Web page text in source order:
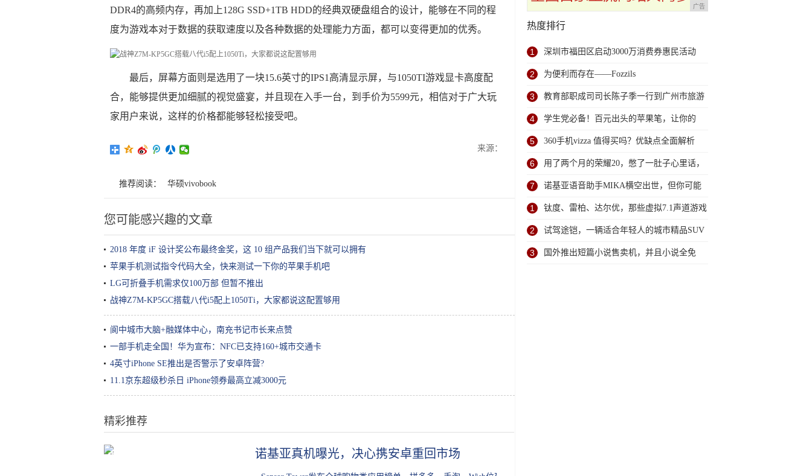
DDR4的高频内存，再加上128G SSD+1TB HDD的经典双硬盘组合的设计，能够在不同的程
度为游戏本对于数据的获取速度以及各种数据的处理能力方面，都可以变得更加的优秀。
最后，屏幕方面则是选用了一块15.6英寸的IPS1高清显示屏，与1050TI游戏显卡高度配
合，能够提供更加细腻的视觉盛宴，并且现在入手一台，到手价为5599元，相信对于广大玩
家用户来说，这样的价格都能够轻松接受吧。
来源：
推荐阅读： 华硕vivobook
您可能感兴趣的文章
2018 年度 iF 设计奖公布最终金奖，这 10 组产品我们当下就可以拥有
苹果手机测试指令代码大全，快来测试一下你的苹果手机吧
LG可折叠手机需求仅100万部 但暂不推出
战神Z7M-KP5GC搭载八代i5配上1050Ti，大家都说这配置够用
阆中城市大脑+融媒体中心，南充书记市长来点赞
一部手机走全国！华为宣布：NFC已支持160+城市交通卡
4英寸iPhone SE推出是否警示了安卓阵营?
11.1京东超级秒杀日 iPhone领券最高立减3000元
精彩推荐
续航不再是短板，20万上下合资品
诺基亚真机曝光，决心携安卓重回市场
广告
热度排行
1 深圳市福田区启动3000万消费券惠民活动
2 为便利而存在——Fozzils
3 教育部职成司司长陈子季一行到广州市旅游
商务职业学校考察调研
4 学生党必备！百元出头的苹果笔，让你的
iPad成为学习神器
5 360手机vizza 值得买吗？优缺点全面解析
6 用了两个月的荣耀20，憋了一肚子心里话，
今天终于一吐为快
7 诺基亚语音助手MIKA横空出世，但你可能
用不上！
1 钛度、雷柏、达尔优，那些虚拟7.1声道游戏
耳机哪个最好用？
2 试驾途铠，一辆适合年轻人的城市精品SUV
应该是怎样的？
3 国外推出短篇小说售卖机，并且小说全免